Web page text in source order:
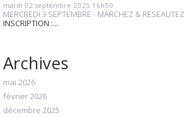
mardi 02 septembre 2025 16h50
MERCREDI 3 SEPTEMBRE - MARCHEZ & RESEAUTEZ
INSCRIPTION :...
Archives
mai 2026
février 2026
décembre 2025